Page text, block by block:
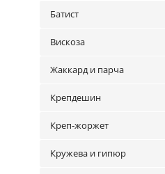
Батист
Вискоза
Жаккард и парча
Крепдешин
Креп-жоржет
Кружева и гипюр